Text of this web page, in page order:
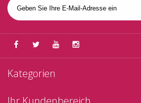
Kategorien